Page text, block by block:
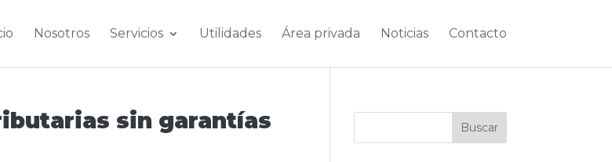
Nosotros Servicios Utilidades Área privada Noticias Contacto
sin garantías Buscar